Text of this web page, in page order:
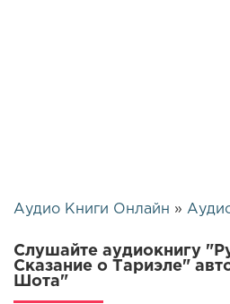
Аудио Книги Онлайн »
Слушайте аудиокнигу
Сказание о Тариэле"
Шота"